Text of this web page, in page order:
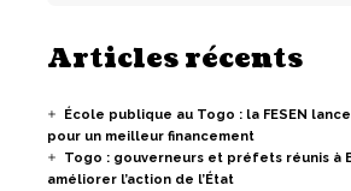
Articles récents
École publique au Togo : la FESEN
pour un meilleur financement
Togo : gouverneurs et préfets réunis à
améliorer l’action de l’État